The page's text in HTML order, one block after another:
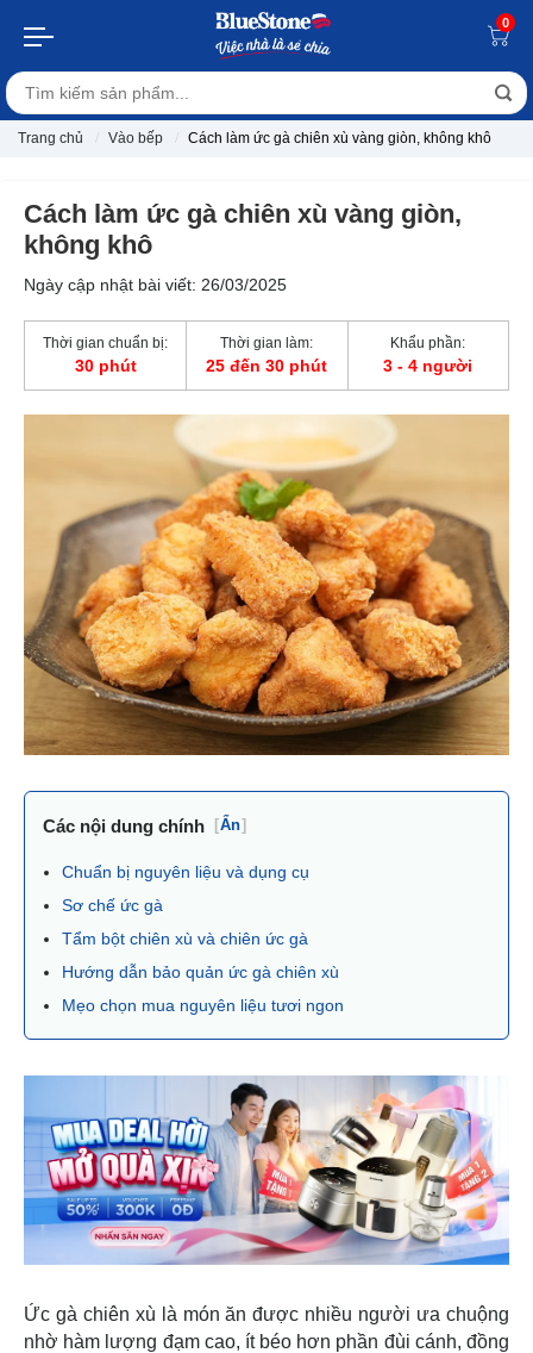
0
Trang chủ Vào bếp Cách làm ức gà chiên xù vàng giòn, không khô
Cách làm ức gà chiên xù vàng giòn,
không khô
Ngày cập nhật bài viết: 26/03/2025
Thời gian chuẩn bị:
30 phút
Thời gian làm:
25 đến 30 phút
Khẩu phần:
3 - 4 người
Các nội dung chính [Ẩn]
Chuẩn bị nguyên liệu và dụng cụ
Sơ chế ức gà
Tẩm bột chiên xù và chiên ức gà
Hướng dẫn bảo quản ức gà chiên xù
Mẹo chọn mua nguyên liệu tươi ngon
Ức gà chiên xù là món ăn được nhiều người ưa chuộng
nhờ hàm lượng đạm cao, ít béo hơn phần đùi cánh, đồng